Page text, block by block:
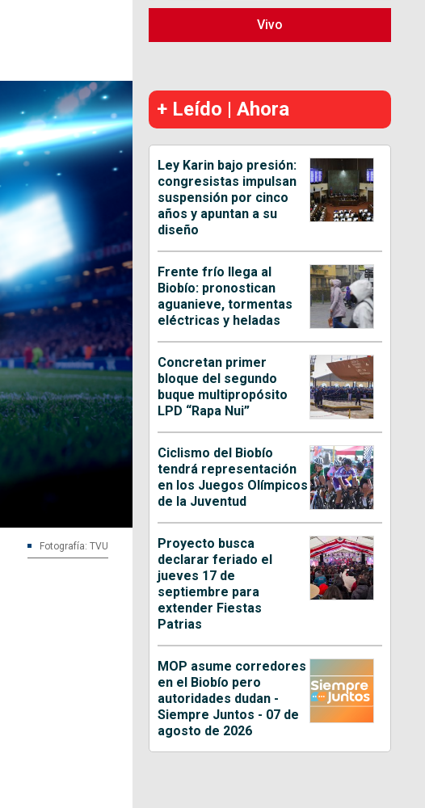
Fotografía: TVU
Vivo
+ Leído | Ahora
Ley Karin bajo presión:
congresistas impulsan
suspensión por cinco
años y apuntan a su
diseño
Frente frío llega al
Biobío: pronostican
aguanieve, tormentas
eléctricas y heladas
Concretan primer
bloque del segundo
buque multipropósito
LPD “Rapa Nui”
Ciclismo del Biobío
tendrá representación
en los Juegos Olímpicos
de la Juventud
Proyecto busca
declarar feriado el
jueves 17 de
septiembre para
extender Fiestas
Patrias
MOP asume corredores
en el Biobío pero
autoridades dudan -
Siempre Juntos - 07 de
agosto de 2026